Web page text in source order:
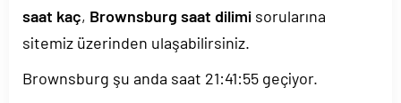
saat kaç, Brownsburg saat dilimi sorularına
sitemiz üzerinden ulaşabilirsiniz.
Brownsburg şu anda saat 21:41:55 geçiyor.